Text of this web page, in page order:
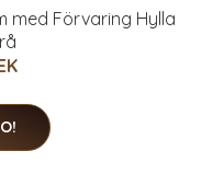
med Förvaring Hylla